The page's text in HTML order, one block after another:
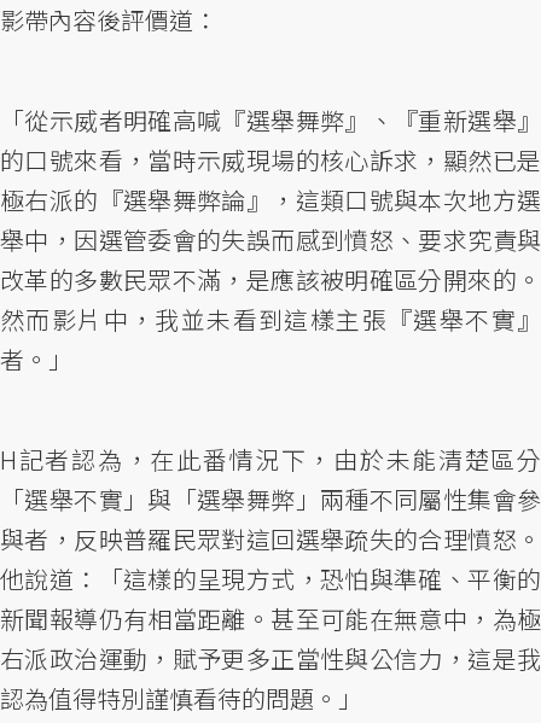
影帶內容後評價道：
「從示威者明確高喊『選舉舞弊』、『重新選舉』
的口號來看，當時示威現場的核心訴求，顯然已是
極右派的『選舉舞弊論』，這類口號與本次地方選
舉中，因選管委會的失誤而感到憤怒、要求究責與
改革的多數民眾不滿，是應該被明確區分開來的。
然而影片中，我並未看到這樣主張『選舉不實』
者。」
H記者認為，在此番情況下，由於未能清楚區分
「選舉不實」與「選舉舞弊」兩種不同屬性集會參
與者，反映普羅民眾對這回選舉疏失的合理憤怒。
他說道：「這樣的呈現方式，恐怕與準確、平衡的
新聞報導仍有相當距離。甚至可能在無意中，為極
右派政治運動，賦予更多正當性與公信力，這是我
認為值得特別謹慎看待的問題。」